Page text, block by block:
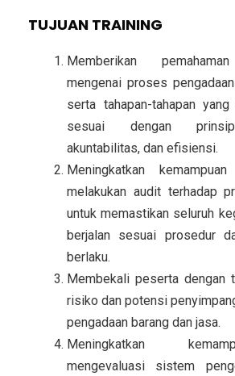
TUJUAN TRAINING
Memberikan
mengenai proses
serta tahapan-tahapan
sesuai dengan
akuntabilitas, dan efisiensi.
Meningkatkan
melakukan audit terhadap
untuk memastikan seluruh
berjalan sesuai prosedur
berlaku.
Membekali peserta dengan
risiko dan potensi
pengadaan barang dan jasa.
Meningkatkan
mengevaluasi sistem